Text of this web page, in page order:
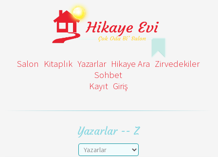
Salon Kitaplık Yazarlar Hikaye Ara Zirvedekiler
Sohbet
Kayıt Giriş
Yazarlar -- Z